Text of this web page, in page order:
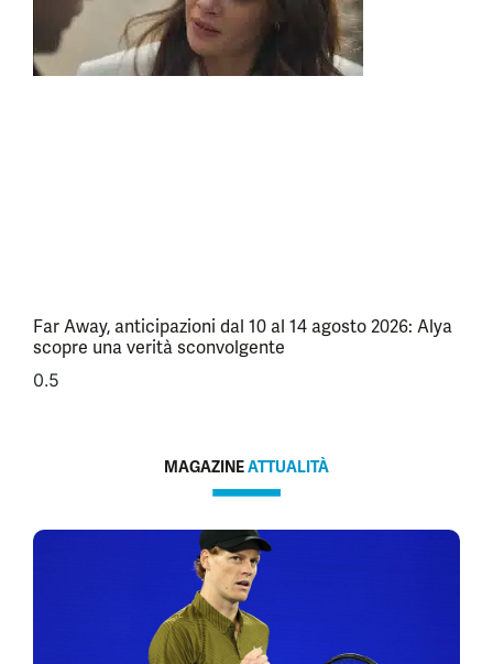
Far Away, anticipazioni dal 10 al 14 agosto 2026: Alya
scopre una verità sconvolgente
MAGAZINEATTUALITÀ